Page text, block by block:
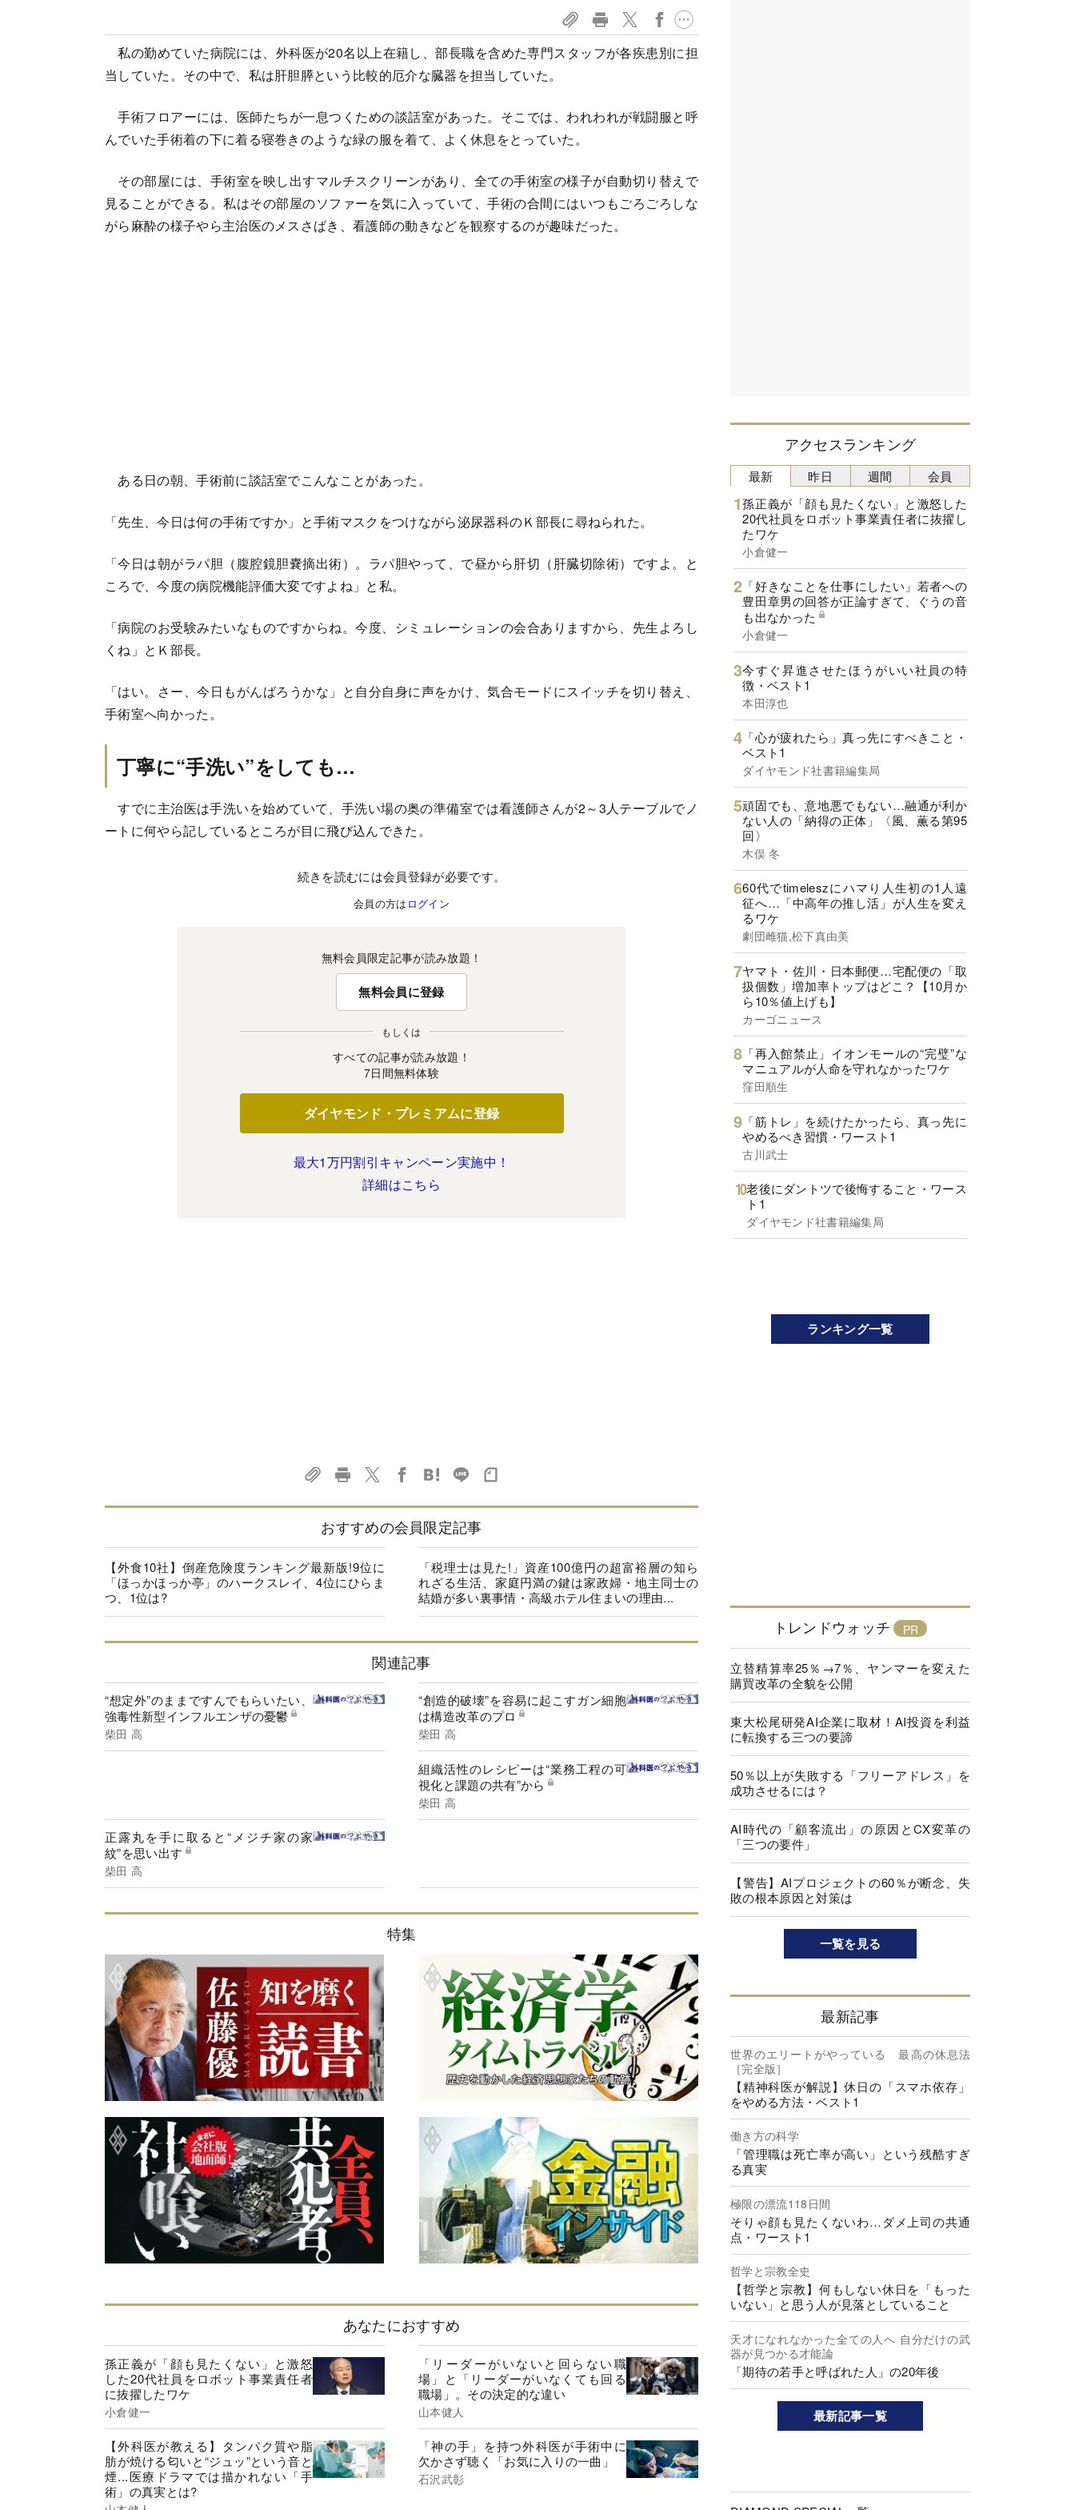
私の勤めていた病院には、外科医が20名以上在籍し、部長職を含めた専門スタッフが各疾患別に担
当していた。その中で、私は肝胆膵という比較的厄介な臓器を担当していた。
手術フロアーには、医師たちが一息つくための談話室があった。そこでは、われわれが戦闘服と呼
んでいた手術着の下に着る寝巻きのような緑の服を着て、よく休息をとっていた。
その部屋には、手術室を映し出すマルチスクリーンがあり、全ての手術室の様子が自動切り替えで
見ることができる。私はその部屋のソファーを気に入っていて、手術の合間にはいつもごろごろしな
がら麻酔の様子やら主治医のメスさばき、看護師の動きなどを観察するのが趣味だった。
ある日の朝、手術前に談話室でこんなことがあった。
「先生、今日は何の手術ですか」と手術マスクをつけながら泌尿器科のＫ部長に尋ねられた。
「今日は朝がラパ胆（腹腔鏡胆嚢摘出術）。ラパ胆やって、で昼から肝切（肝臓切除術）ですよ。と
ころで、今度の病院機能評価大変ですよね」と私。
「病院のお受験みたいなものですからね。今度、シミュレーションの会合ありますから、先生よろし
くね」とＫ部長。
「はい。さー、今日もがんばろうかな」と自分自身に声をかけ、気合モードにスイッチを切り替え、
手術室へ向かった。
丁寧に“手洗い”をしても…
すでに主治医は手洗いを始めていて、手洗い場の奥の準備室では看護師さんが2～3人テーブルでノ
ートに何やら記しているところが目に飛び込んできた。
続きを読むには会員登録が必要です。
会員の方は ログイン
無料会員限定記事が読み放題！
無料会員に登録
もしくは
すべての記事が読み放題！
7日間無料体験
ダイヤモンド・プレミアムに登録
最大1万円割引キャンペーン実施中！
詳細はこちら
おすすめの会員限定記事
【外食10社】倒産危険度ランキング最新版!9位に
「ほっかほっか亭」のハークスレイ、4位にひらま
つ、1位は?
「税理士は見た!」資産100億円の超富裕層の知ら
れざる生活、家庭円満の鍵は家政婦・地主同士の
結婚が多い裏事情・高級ホテル住まいの理由...
関連記事
“想定外”のままですんでもらいたい、
強毒性新型インフルエンザの憂鬱
柴田 高
“創造的破壊”を容易に起こすガン細胞
は構造改革のプロ
柴田 高
組織活性のレシピーは“業務工程の可
視化と課題の共有”から
柴田 高
正露丸を手に取ると“メジチ家の家
紋”を思い出す
柴田 高
特集
あなたにおすすめ
孫正義が「顔も見たくない」と激怒
した20代社員をロボット事業責任者
に抜擢したワケ
小倉健一
「リーダーがいないと回らない職
場」と「リーダーがいなくても回る
職場」。その決定的な違い
山本健人
【外科医が教える】タンパク質や脂
肪が焼ける匂いと“ジュッ”という音と
煙...医療ドラマでは描かれない「手
術」の真実とは?
「神の手」を持つ外科医が手術中に
欠かさず聴く「お気に入りの一曲」
石沢武彰
アクセスランキング
最新
孫正義が「顔も見たくない」と激怒した
20代社員をロボット事業責任者に抜擢し
たワケ
小倉健一
「好きなことを仕事にしたい」若者への
豊田章男の回答が正論すぎて、ぐうの音
も出なかった
小倉健一
今すぐ昇進させたほうがいい社員の特
徴・ベスト1
本田淳也
「心が疲れたら」真っ先にすべきこと・
ベスト1
ダイヤモンド社書籍編集局
頑固でも、意地悪でもない…融通が利か
ない人の「納得の正体」〈風、薫る第95
回〉
木俣 冬
60代でtimeleszにハマり人生初の1人遠
征へ…「中高年の推し活」が人生を変え
るワケ
劇団雌猫,松下真由美
ヤマト・佐川・日本郵便…宅配便の「取
扱個数」増加率トップはどこ？【10月か
ら10％値上げも】
カーゴニュース
「再入館禁止」イオンモールの“完璧”な
マニュアルが人命を守れなかったワケ
窪田順生
「筋トレ」を続けたかったら、真っ先に
やめるべき習慣・ワースト1
古川武士
老後にダントツで後悔すること・ワース
ト1
ダイヤモンド社書籍編集局
昨日 週間 会員
ランキング一覧
トレンドウォッチ
立替精算率25％→7％、ヤンマーを変えた
購買改革の全貌を公開
東大松尾研発AI企業に取材！AI投資を利益
に転換する三つの要諦
50％以上が失敗する「フリーアドレス」を
成功させるには？
AI時代の「顧客流出」の原因とCX変革の
「三つの要件」
【警告】AIプロジェクトの60％が断念、失
敗の根本原因と対策は
一覧を見る
最新記事
世界のエリートがやっている 最高の休息法
［完全版］
【精神科医が解説】休日の「スマホ依存」
をやめる方法・ベスト1
働き方の科学
「管理職は死亡率が高い」という残酷すぎ
る真実
極限の漂流118日間
そりゃ顔も見たくないわ…ダメ上司の共通
点・ワースト1
哲学と宗教全史
【哲学と宗教】何もしない休日を「もった
いない」と思う人が見落としていること
天才になれなかった全ての人へ 自分だけの武
器が見つかる才能論
「期待の若手と呼ばれた人」の20年後
最新記事一覧